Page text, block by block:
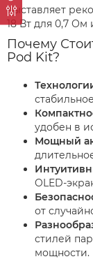
выставляет
18 Вт для 0,7 Ом
Почему
Pod Kit?
удобен в
Мощный
OLED-
от
стилей
мощности.